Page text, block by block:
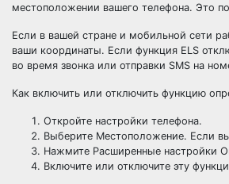
местоположении вашего телефона. Это
Если в вашей стране и мобильной сети
ваши координаты. Если функция ELS
во время звонка или отправки SMS на
Как включить или отключить функцию
Откройте настройки телефона.
Выберите Местоположение. Если
Нажмите Расширенные настройки
Включите или отключите эту